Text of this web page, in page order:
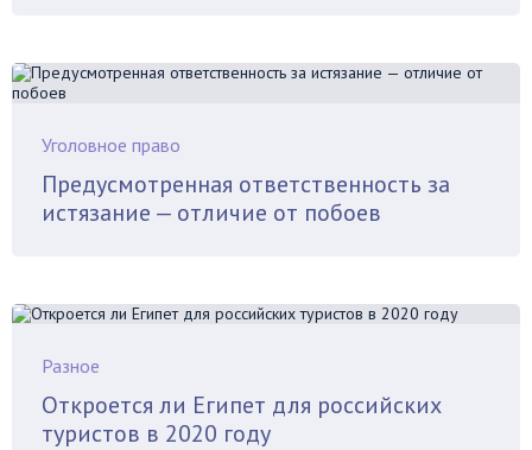
Уголовное право
Предусмотренная ответственность за
истязание — отличие от побоев
Разное
Откроется ли Египет для российских
туристов в 2020 году